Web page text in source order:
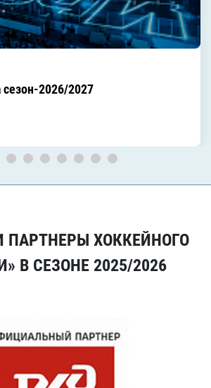
2026/2027
ПАРТНЕРЫ ХОККЕЙНОГО
В СЕЗОНЕ 2025/2026